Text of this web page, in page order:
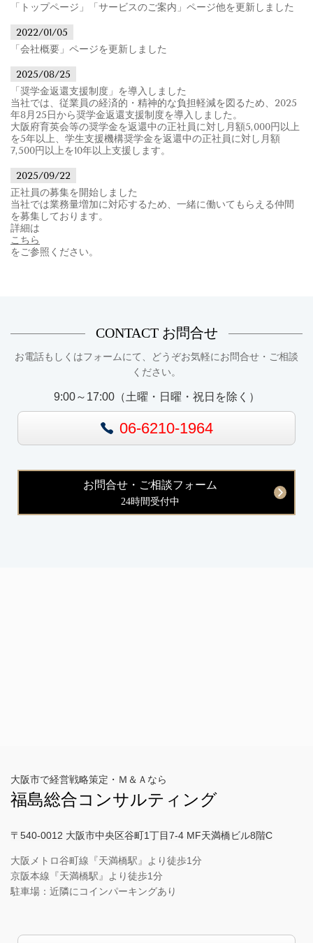
「トップページ」「サービスのご案内」ページ他を更新しました
2022/01/05
「会社概要」ページを更新しました
2025/08/25
「奨学金返還支援制度」を導入しました
当社では、従業員の経済的・精神的な負担軽減を図るため、2025
年8月25日から奨学金返還支援制度を導入しました。
大阪府育英会等の奨学金を返還中の正社員に対し月額5,000円以上
を5年以上、学生支援機構奨学金を返還中の正社員に対し月額
7,500円以上を10年以上支援します。
2025/09/22
正社員の募集を開始しました
当社では業務量増加に対応するため、一緒に働いてもらえる仲間
を募集しております。
詳細は
こちら
をご参照ください。
CONTACTお問合せ
お電話もしくはフォームにて、どうぞお気軽にお問合せ・ご相談
ください。
9:00～17:00（土曜・日曜・祝日を除く）
06-6210-1964
お問合せ・ご相談フォーム
24時間受付中
大阪市で経営戦略策定・Ｍ＆Ａなら
福島総合コンサルティング
〒540-0012 大阪市中央区谷町1丁目7-4 MF天満橋ビル8階C
大阪メトロ谷町線『天満橋駅』より徒歩1分
京阪本線『天満橋駅』より徒歩1分
駐車場：近隣にコインパーキングあり